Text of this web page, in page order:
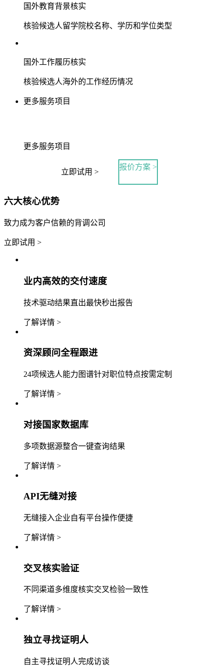
国外教育背景核实
核验候选人留学院校名称、学历和学位类型
国外工作履历核实
核验候选人海外的工作经历情况
更多服务项目
更多服务项目
立即试用 >
报价方案 >
六大核心优势
致力成为客户信赖的背调公司
立即试用 >
业内高效的交付速度
技术驱动结果直出最快秒出报告
了解详情 >
资深顾问全程跟进
24项候选人能力图谱针对职位特点按需定制
了解详情 >
对接国家数据库
多项数据源整合一键查询结果
了解详情 >
API无缝对接
无缝接入企业自有平台操作便捷
了解详情 >
交叉核实验证
不同渠道多维度核实交叉检验一致性
了解详情 >
独立寻找证明人
自主寻找证明人完成访谈